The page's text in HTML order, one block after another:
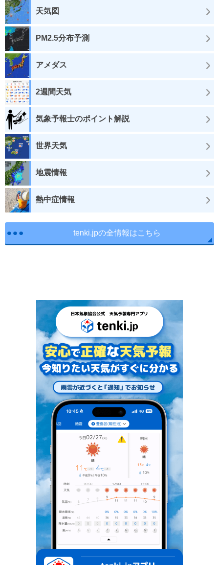
天気図
PM2.5分布予測
アメダス
2週間天気
気象予報士のポイント解説
世界天気
地震情報
熱中症情報
tenki.jpの全情報はこちら